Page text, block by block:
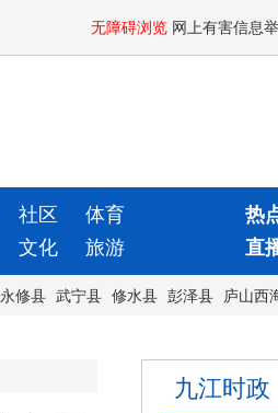
无障碍浏览 网上有害信息
社区 体育 热
文化 旅游 直
永修县 武宁县 修水县 彭泽县 庐山西
九江时政